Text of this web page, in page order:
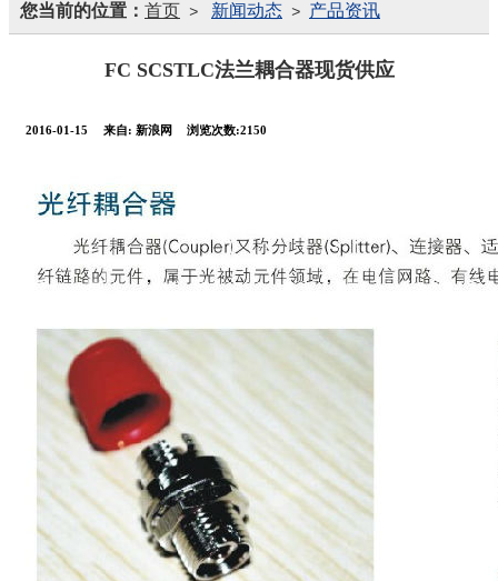
您当前的位置： 首页 > 新闻动态 > 产品资讯
FC SCSTLC法兰耦合器现货供应
2016-01-15 来自: 新浪网 浏览次数:2150